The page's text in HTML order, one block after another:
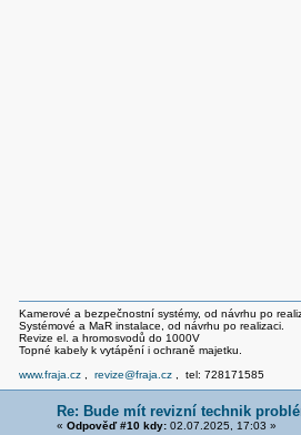
Kamerové a bezpečnostní systémy, od návrhu po
Systémové a MaR instalace, od návrhu po realizaci.
Revize el. a hromosvodů do 1000V
Topné kabely k vytápění i ochraně majetku.
www.fraja.cz, revize@fraja.cz, tel: 728171585
Re: Bude mít revizní technik
« Odpověď #10 kdy:02.07.2025, 17:03 »